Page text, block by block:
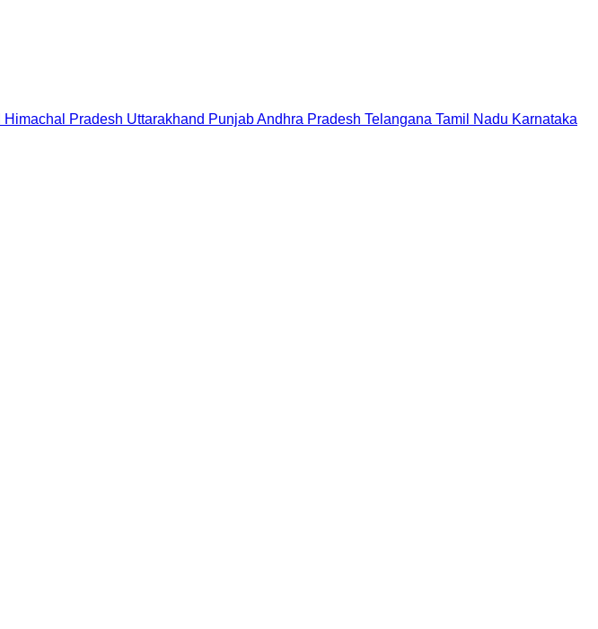
Himachal Pradesh Uttarakhand PunjabAndhra Pradesh Telangana Tamil Nadu Karnataka